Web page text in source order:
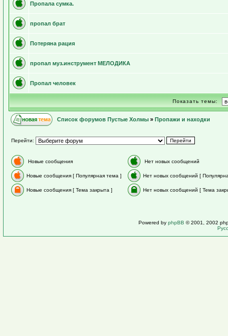
Пропала сумка.
пропал брат
Потеряна рация
пропал муз.инструмент МЕЛОДИКА
Пропал человек
Показать темы:
Список форумов Пустые Холмы » Пропажи и находки
Перейти:
Новые сообщения Нет новых сообщений
Новые сообщения [ Популярная тема ] Нет новых сообщений [
Новые сообщения [ Тема закрыта ] Нет новых сообщений [ Тема
Powered by phpBB © 2001, 2002